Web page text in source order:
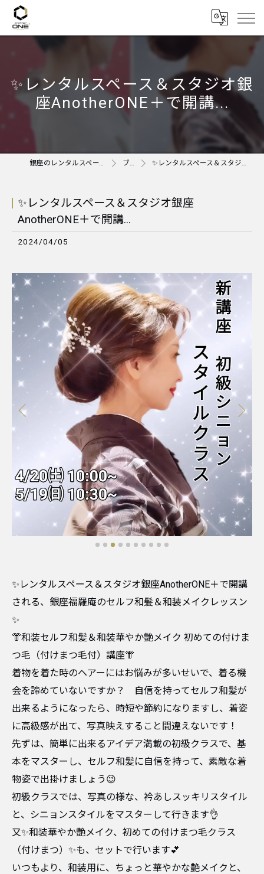
✨レンタルスペース＆スタジオ銀
座AnotherONE＋で開講...
銀座のレンタルスペースならAnother ONE＋ ブログ ✨レンタルスペース＆スタジオ銀座AnotherONE＋で開講...
✨レンタルスペース＆スタジオ銀座
AnotherONE＋で開講...
2024/04/05
✨レンタルスペース＆スタジオ銀座AnotherONE＋で開講
される、銀座福羅庵のセルフ和髪＆和装メイクレッスン
✨
👘和装セルフ和髪＆和装華やか艶メイク 初めての付けま
つ毛（付けまつ毛付）講座👘
着物を着た時のヘアーにはお悩みが多いせいで、着る機
会を諦めていないですか？ 自信を持ってセルフ和髪が
出来るようになったら、時短や節約になりますし、着姿
に高級感が出て、写真映えすること間違えないです！
先ずは、簡単に出来るアイデア満載の初級クラスで、基
本をマスターし、セルフ和髪に自信を持って、素敵な着
物姿で出掛けましょう😉
初級クラスでは、写真の様な、衿あしスッキリスタイル
と、シニョンスタイルをマスターして行きます👌
又✨和装華やか艶メイク、初めての付けまつ毛クラス
（付けまつ）✨も、セットで行います💕
いつもより、和装用に、ちょっと華やかな艶メイクと、